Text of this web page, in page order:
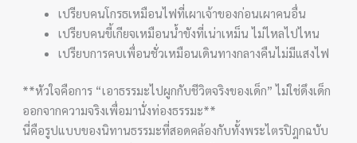
เปรียบคนโกรธเหมือนไฟที่เผาเจ้าของก่อนเผาคนอื่น
เปรียบคนขี้เกียจเหมือนน้ำขังที่เน่าเหม็น ไม่ไหลไปไหน
เปรียบการคบเพื่อนชั่วเหมือนเดินทางกลางคืนไม่มีแสงไฟ
**หัวใจคือการ “เอาธรรมะไปผูกกับชีวิตจริงของเด็ก” ไม่ใช่ดึงเด็ก
ออกจากความจริงเพื่อมานั่งท่องธรรมะ**
นี่คือรูปแบบของนิทานธรรมะที่สอดคล้องกับทั้งพระไตรปิฎกฉบับ